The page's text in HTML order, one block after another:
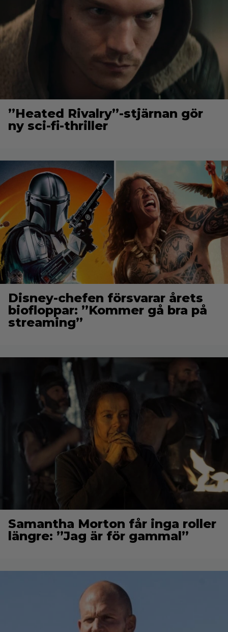
”Heated Rivalry”-stjärnan gör
ny sci-fi-thriller
Disney-chefen försvarar årets
biofloppar: ”Kommer gå bra på
streaming”
Samantha Morton får inga roller
längre: ”Jag är för gammal”